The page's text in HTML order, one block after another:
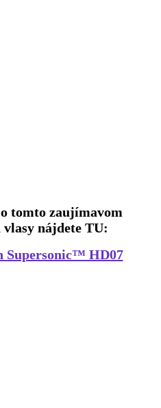
tomto zaujímavom
nájdete TU:
Supersonic™ HD07